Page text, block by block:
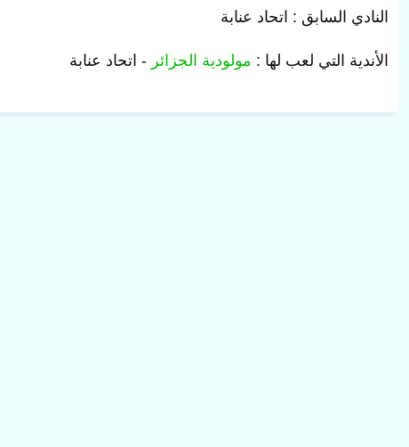
النادي السابق : اتحاد عنابة
الأندية التي لعب لها : مولودية الجزائر - اتحاد عنابة